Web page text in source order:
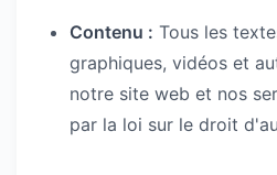
Contenu : Tous les
graphiques, vidéos et
notre site web et nos
par la loi sur le droit